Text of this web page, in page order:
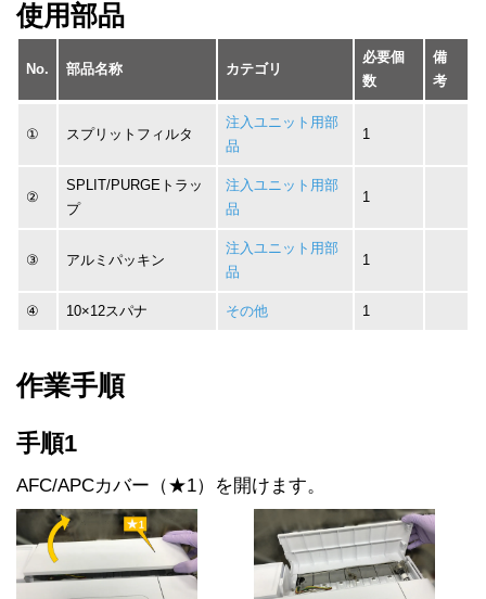
使用部品
No. 部品名称 カテゴリ
必要個
数
備
考
① スプリットフィルタ
注入ユニット用部
品
1
②
SPLIT/PURGEトラッ
プ
注入ユニット用部
品
1
③ アルミパッキン
注入ユニット用部
品
1
④ 10×12スパナ その他 1
作業手順
手順1
AFC/APCカバー（★1）を開けます。